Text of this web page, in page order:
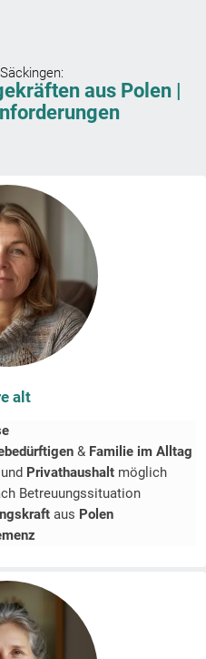
:
aus Polen |
alt
& Familie im Alltag
und Privathaushalt möglich
Betreuungssituation
aus Polen